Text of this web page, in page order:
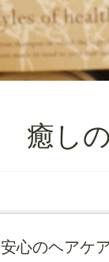
癒し
安心のヘアケ